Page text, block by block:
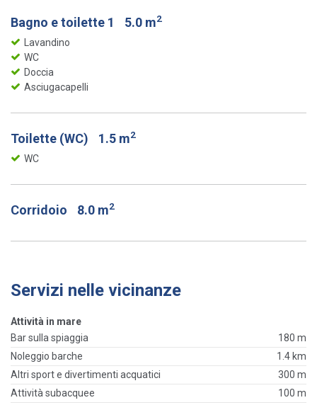
Bagno e toilette 1 5.0 m2
Lavandino
WC
Doccia
Asciugacapelli
Toilette (WC) 1.5 m2
WC
Corridoio 8.0 m2
Servizi nelle vicinanze
Attività in mare
Bar sulla spiaggia
180 m
Noleggio barche
1.4 km
Altri sport e divertimenti acquatici
300 m
Attività subacquee
100 m